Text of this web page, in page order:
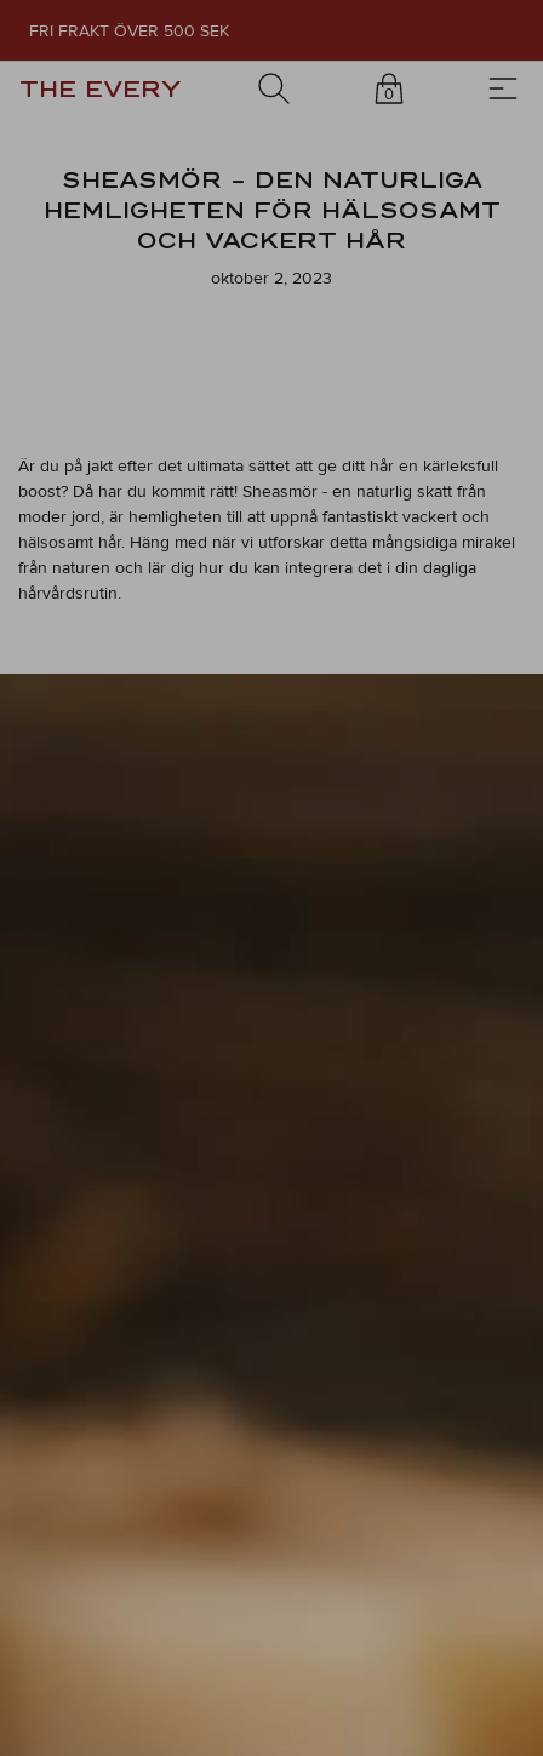
FRI FRAKT ÖVER 500 SEK
THE EVERY 0
SHEASMÖR – DEN NATURLIGA
HEMLIGHETEN FÖR HÄLSOSAMT
OCH VACKERT HÅR
oktober 2, 2023
Är du på jakt efter det ultimata sättet att ge ditt hår en kärleksfull
boost? Då har du kommit rätt! Sheasmör - en naturlig skatt från
moder jord, är hemligheten till att uppnå fantastiskt vackert och
hälsosamt hår. Häng med när vi utforskar detta mångsidiga mirakel
från naturen och lär dig hur du kan integrera det i din dagliga
hårvårdsrutin.